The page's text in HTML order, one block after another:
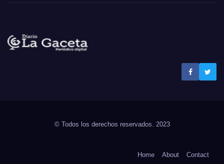
© Todos los derechos reservados. 2023
Home About Contact